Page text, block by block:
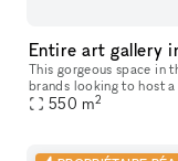
Entire art gallery
This gorgeous space in
brands looking to host a
entrance that creates a
550 m2